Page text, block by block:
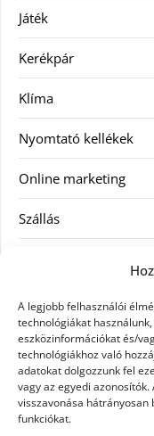
A legjobb felhasználói
technológiákat
eszközinformációkat és/
technológiákhoz való
adatokat dolgozzunk fel
vagy az egyedi
visszavonása
funkciókat.
Játék
Kerékpár
Klíma
Nyomtató kellékek
Online marketing
Szállás
Szellőztető
Szolgáltatás
Táskák
Utazás